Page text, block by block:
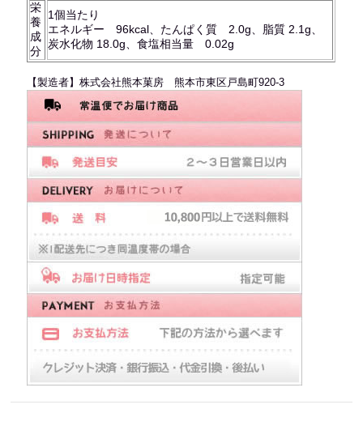
栄
養
成
分
1個当たり
エネルギー 96kcal、たんぱく質 2.0g、脂質 2.1g、
炭水化物 18.0g、食塩相当量 0.02g
【製造者】株式会社熊本菓房 熊本市東区戸島町920-3